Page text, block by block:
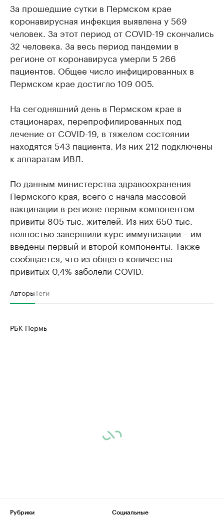
За прошедшие сутки в Пермском крае
коронавирусная инфекция выявлена у 569
человек. За этот период от COVID-19 скончались
32 человека. За весь период пандемии в
регионе от коронавируса умерли 5 266
пациентов. Общее число инфицированных в
Пермском крае достигло 109 005.
На сегодняшний день в Пермском крае в
стационарах, перепрофилированных под
лечение от COVID-19, в тяжелом состоянии
находятся 543 пациента. Из них 212 подключены
к аппаратам ИВЛ.
По данным министерства здравоохранения
Пермского края, всего с начала массовой
вакцинации в регионе первым компонентом
привиты 805 тыс. жителей. Из них 650 тыс.
полностью завершили курс иммунизации – им
введены первый и второй компоненты. Также
сообщается, что из общего количества
привитых 0,4% заболели COVID.
АвторыТеги
РБК Пермь
Рубрики
Социальные